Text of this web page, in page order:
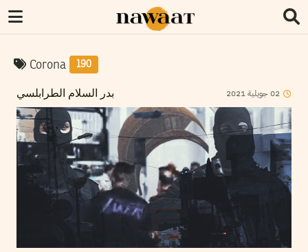
Corona 190
بدر السلام الطرابلسي 02جويلية2021